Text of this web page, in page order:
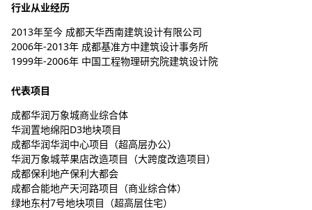
行业从业经历
2013年至今 成都天华西南建筑设计有限公司
2006年-2013年 成都基准方中建筑设计事务所
1999年-2006年 中国工程物理研究院建筑设计院
代表项目
成都华润万象城商业综合体
华润置地绵阳D3地块项目
成都华润华润中心项目（超高层办公）
华润万象城苹果店改造项目（大跨度改造项目）
成都保利地产保利大都会
成都合能地产天河路项目（商业综合体）
绿地东村7号地块项目（超高层住宅）